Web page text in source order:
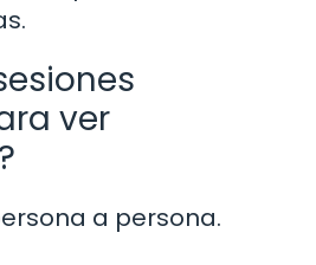
ver
a persona.